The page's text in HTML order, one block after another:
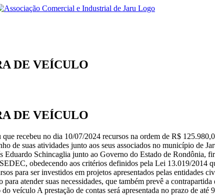
DE VEÍCULO
DE VEÍCULO
recebeu no dia 10/07/2024 recursos na ordem de R$
de suas atividades junto aos seus associados no município de
Schincaglia junto ao Governo do Estado de Rondônia,
obedecendo aos critérios definidos pela Lei 13.019/2014
para ser investidos em projetos apresentados pelas entidades
atender suas necessidades, que também prevê a
veículo A prestação de contas será apresentada no prazo de até